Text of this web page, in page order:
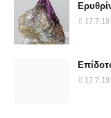
17.7.19
17.7.19